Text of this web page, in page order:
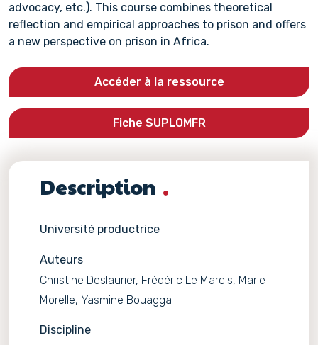
advocacy, etc.). This course combines theoretical
reflection and empirical approaches to prison and offers
a new perspective on prison in Africa.
Accéder à la ressource
Fiche SUPLOMFR
Description
Université productrice
Auteurs
Christine Deslaurier, Frédéric Le Marcis, Marie
Morelle, Yasmine Bouagga
Discipline